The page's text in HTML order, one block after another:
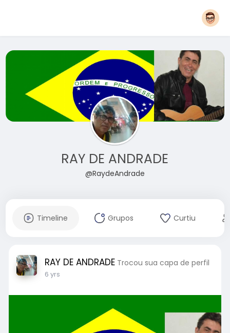
RAY DE ANDRADE
@RaydeAndrade
Timeline Grupos Curtiu
RAY DE ANDRADE Trocou sua capa de perfil
6 yrs